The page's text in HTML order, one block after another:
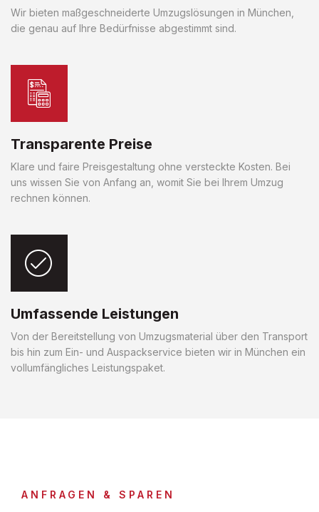
Wir bieten maßgeschneiderte Umzugslösungen in München,
die genau auf Ihre Bedürfnisse abgestimmt sind.
Transparente Preise
Klare und faire Preisgestaltung ohne versteckte Kosten. Bei
uns wissen Sie von Anfang an, womit Sie bei Ihrem Umzug
rechnen können.
Umfassende Leistungen
Von der Bereitstellung von Umzugsmaterial über den Transport
bis hin zum Ein- und Auspackservice bieten wir in München ein
vollumfängliches Leistungspaket.
ANFRAGEN & SPAREN